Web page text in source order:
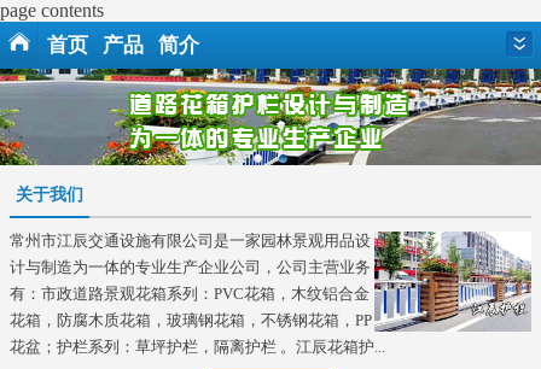
page contents
首页 产品 简介
关于我们
常州市江辰交通设施有限公司是一家园林景观用品设
计与制造为一体的专业生产企业公司，公司主营业务
有：市政道路景观花箱系列：PVC花箱，木纹铝合金
花箱，防腐木质花箱，玻璃钢花箱，不锈钢花箱，PP
花盆；护栏系列：草坪护栏，隔离护栏 。江辰花箱护...